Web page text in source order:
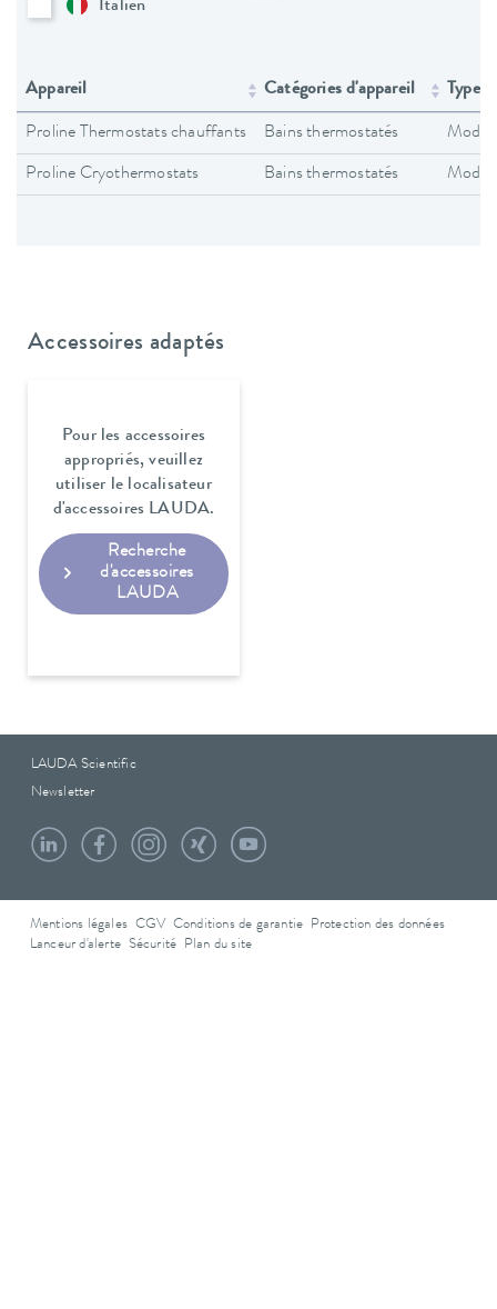
Italien
Appareil Catégories d'appareil Type
Proline Thermostats chauffants Bains thermostatés
Proline Cryothermostats Bains thermostatés
Accessoires adaptés
Pour les accessoires
appropriés, veuillez
utiliser le localisateur
d'accessoires LAUDA.
Recherche
d'accessoires
LAUDA
LAUDA Scientific
Newsletter
Mentions légales CGV Conditions de garantie
Protection des données
Lanceur d'alerte Sécurité Plan du site